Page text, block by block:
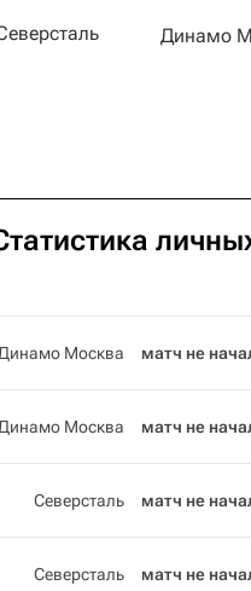
Динамо
Динамо Москва матч не
Динамо Москва матч не
Северсталь матч не
Северсталь матч не